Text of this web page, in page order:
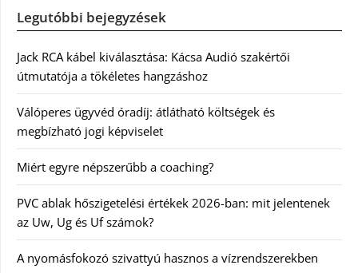
Legutóbbi bejegyzések
Jack RCA kábel kiválasztása: Kácsa Audió szakértői
útmutatója a tökéletes hangzáshoz
Válóperes ügyvéd óradíj: átlátható költségek és
megbízható jogi képviselet
Miért egyre népszerűbb a coaching?
PVC ablak hőszigetelési értékek 2026-ban: mit jelentenek
az Uw, Ug és Uf számok?
A nyomásfokozó szivattyú hasznos a vízrendszerekben